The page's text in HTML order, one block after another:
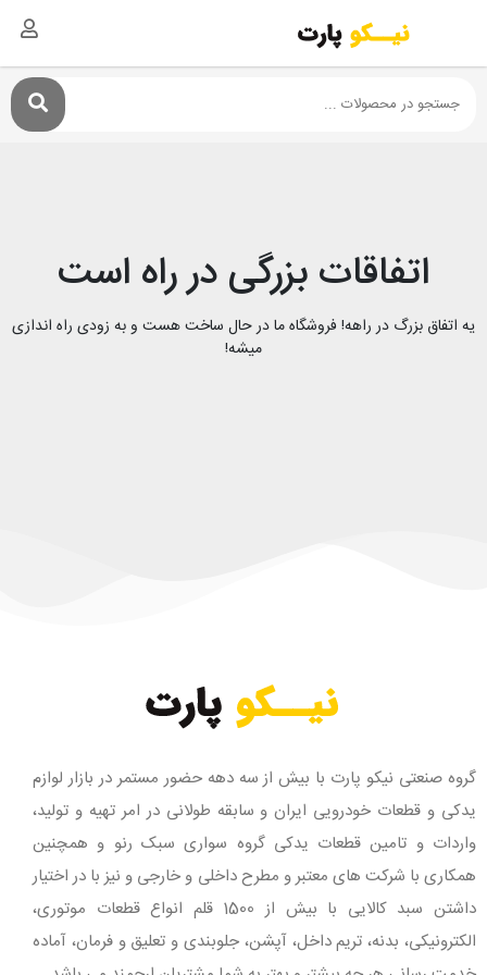
اتفاقات بزرگی در راه است
یه اتفاق بزرگ در راهه! فروشگاه ما در حال ساخت هست و به زودی راه اندازی
میشه!
گروه صنعتی نیکو پارت با بیش از سه دهه حضور مستمر در بازار لوازم
یدکی و قطعات خودرویی ایران و سابقه طولانی در امر تهیه و تولید،
واردات و تامین قطعات یدکی گروه سواری سبک رنو و همچنین
همکاری با شرکت های معتبر و مطرح داخلی و خارجی و نیز با در اختیار
داشتن سبد کالایی با بیش از 1500 قلم انواع قطعات موتوری،
الکترونیکی، بدنه، تریم داخل، آپشن، جلوبندی و تعلیق و فرمان، آماده